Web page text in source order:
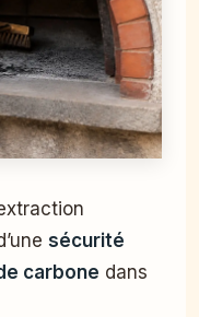
sécurité
carbone dans